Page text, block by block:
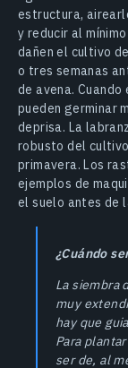
estructura,
y reducir al
dañen el cultivo
o tres semanas
de avena.
pueden germinar
deprisa. La
robusto del
primavera. Los
ejemplos de
el suelo antes de
¿Cuándo
La siembra
muy
hay que
Para
ser de, al